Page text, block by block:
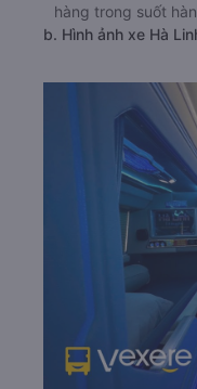
hàng trong suốt
b. Hình ảnh xe Hà